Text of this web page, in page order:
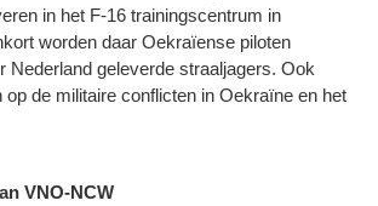
in het F-16 trainingscentrum in
worden daar Oekraïense piloten
Nederland geleverde straaljagers. Ook
op de militaire conflicten in Oekraïne en het
VNO-NCW